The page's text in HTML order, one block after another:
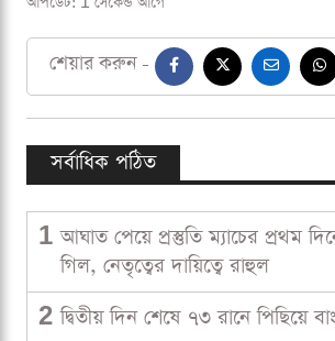
শেয়ার করুন -
সর্বাধিক পঠিত
1 আঘাত পেয়ে প্রস্তুতি ম্যাচের প্রথম
গিল, নেতৃত্বের দায়িত্বে রাহুল
2 দ্বিতীয় দিন শেষে ৭৩ রানে পিছিয়ে